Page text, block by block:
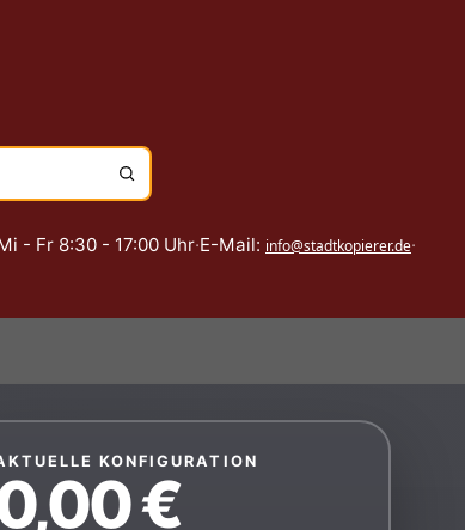
- Fr 8:30 - 17:00 Uhr·E-Mail: info@stadtkopierer.de·
KONFIGURATION
€